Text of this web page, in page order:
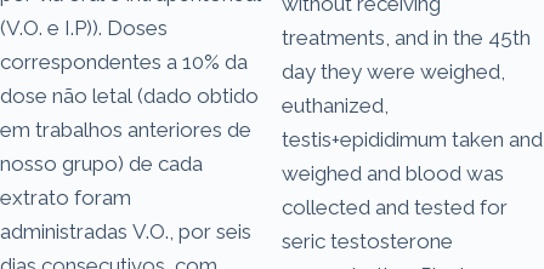
(V.O. e I.P)). Doses
correspondentes a 10% da
dose não letal (dado obtido
em trabalhos anteriores de
nosso grupo) de cada
extrato foram
administradas V.O., por seis
treatments, and in the 45th
day they were weighed,
euthanized,
testis+epididimum taken and
weighed and blood was
collected and tested for
seric testosterone